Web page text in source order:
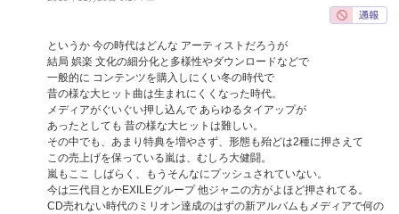
というか 今の時代はどんな アーティストだろうが
結局 娯楽 文化の細分化と多様性やダウンロードなどで
一般的に コンテンツを購入しにくい冬の時代で
昔の様な大ヒット曲は生まれにくくなった時代。
メディアがぐいぐい押し込んで あらゆるタイアップが
あったとしても 昔の様な大ヒットは難しい。
その中でも、あまり特典を増やさず、形態も殆どは2種に押さえて
この売上げを保っている嵐は、むしろ大健闘。
嵐もここ しばらく、もうそんなにプッシュされていない。
今は三代目とかEXILEグループ 他ジャニの方がよほど押されてる。
CD売れない時代のミリオン達成のはずの新アルバムもメディアで何の